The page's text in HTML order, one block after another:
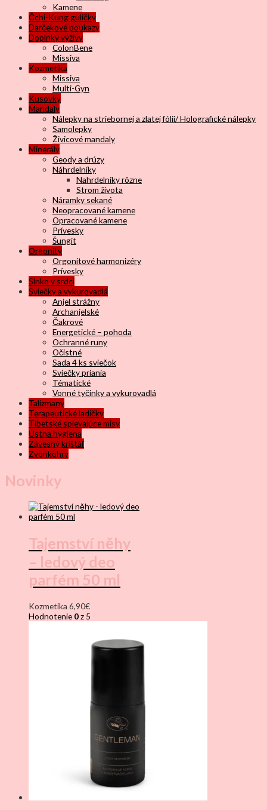
Kamene
Čchi-Kung guličky
Darčekové poukazy
Doplnky výživy
ColonBene
Missiva
Kozmetika
Missiva
Multi-Gyn
Kusovky
Mandaly
Nálepky na striebornej a zlatej fólii/ Holografické nálepky
Samolepky
Živicové mandaly
Minerály
Geody a drúzy
Náhrdelníky
Nahrdelníky rôzne
Strom života
Náramky sekané
Neopracované kamene
Opracované kamene
Prívesky
Šungit
Orgonity
Orgonitové harmonizéry
Prívesky
Slnko v srdci
Sviečky a vykurovadlá
Anjel strážny
Archanjelské
Čakrové
Energetické – pohoda
Ochranné runy
Očistné
Sada 4 ks sviečok
Sviečky priania
Tématické
Vonné tyčinky a vykurovadlá
Talizmany
Terapeutické ladičky
Tibetské spievajúce misy
Ústna hygiena
Závesný krištáľ
Zvonkohry
Novinky
Tajemství něhy
– ledový deo
parfém 50 ml
Kozmetika 6,90€
Hodnotenie 0z 5